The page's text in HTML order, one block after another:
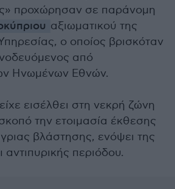
προχώρησαν σε παράνομη
αξιωματικού της
ο οποίος βρισκόταν
από
Ηνωμένων Εθνών.
εισέλθει στη νεκρή ζώνη
την ετοιμασία έκθεσης
βλάστησης, ενόψει της
αντιπυρικής περιόδου.